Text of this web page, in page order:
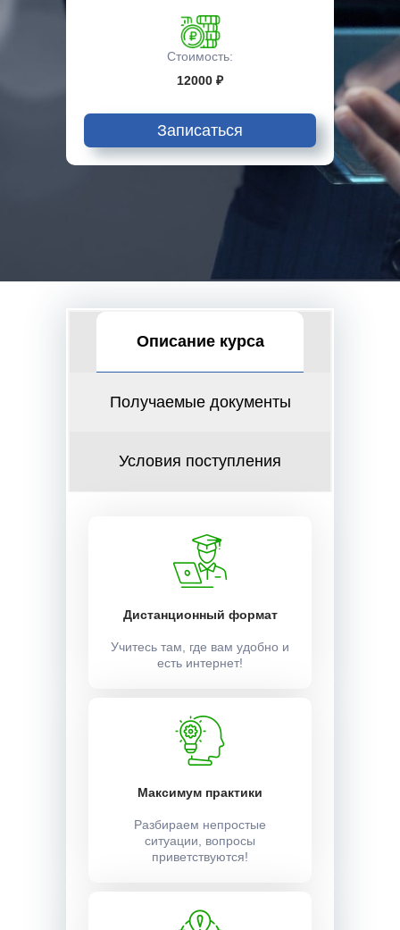
Стоимость:
12000 ₽
Записаться
Описание курса
Получаемые документы
Условия поступления
Дистанционный формат
Учитесь там, где вам удобно и
есть интернет!
Максимум практики
Разбираем непростые
ситуации, вопросы
приветствуются!